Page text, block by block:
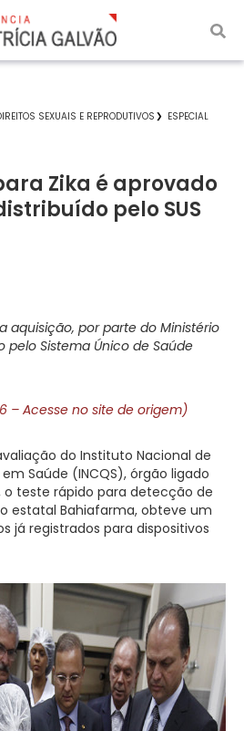
SEXUAIS E REPRODUTIVOS
ESPECIAL
Zika é aprovado
pelo SUS
aquisição, por parte do Ministério
pelo Sistema Único de Saúde
– Acesse no site de origem)
do Instituto Nacional de
Saúde (INCQS), órgão ligado
o teste rápido para detecção de
estatal Bahiafarma, obteve um
já registrados para dispositivos